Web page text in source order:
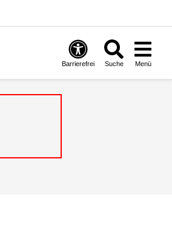
Barrierefrei Suche Menü